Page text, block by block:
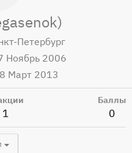
Петербург
Ноябрь 2006
Март 2013
1
Баллы
0